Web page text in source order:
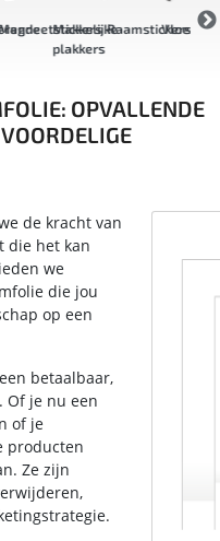
Makkelijke
plakkers
Raamstickers
OPVALLENDE
de kracht van
die het kan
we
die jou
op een
betaalbaar,
Of je nu een
of je
producten
Ze zijn